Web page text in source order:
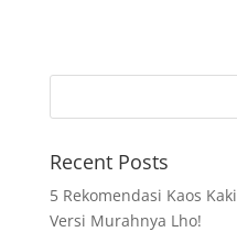
Recent Posts
5 Rekomendasi Kaos
Versi Murahnya Lho!